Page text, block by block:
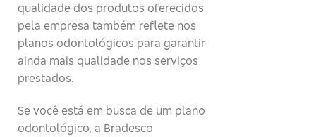
qualidade dos produtos oferecidos
pela empresa também reflete nos
planos odontológicos para garantir
ainda mais qualidade nos serviços
prestados.
Se você está em busca de um plano
odontológico, a Bradesco